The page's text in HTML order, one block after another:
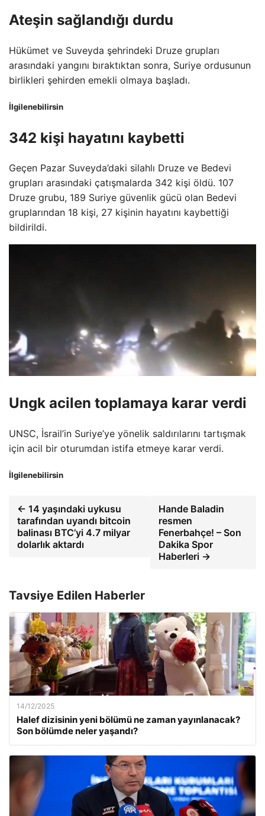
Ateşin sağlandığı durdu
Hükümet ve Suveyda şehrindeki Druze grupları
arasındaki yangını bıraktıktan sonra, Suriye ordusunun
birlikleri şehirden emekli olmaya başladı.
İlgilenebilirsin
342 kişi hayatını kaybetti
Geçen Pazar Suveyda’daki silahlı Druze ve Bedevi
grupları arasındaki çatışmalarda 342 kişi öldü. 107
Druze grubu, 189 Suriye güvenlik gücü olan Bedevi
gruplarından 18 kişi, 27 kişinin hayatını kaybettiği
bildirildi.
Ungk acilen toplamaya karar verdi
UNSC, İsrail’in Suriye’ye yönelik saldırılarını tartışmak
için acil bir oturumdan istifa etmeye karar verdi.
İlgilenebilirsin
← 14 yaşındaki uykusu
tarafından uyandı bitcoin
balinası BTC’yi 4.7 milyar
dolarlık aktardı
Hande Baladin
resmen
Fenerbahçe! – Son
Dakika Spor
Haberleri →
Tavsiye Edilen Haberler
14/12/2025
Halef dizisinin yeni bölümü ne zaman yayınlanacak?
Son bölümde neler yaşandı?